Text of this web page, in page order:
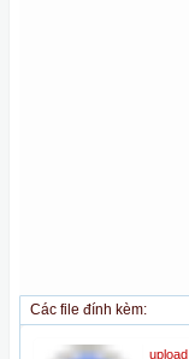
Các file đính kèm: